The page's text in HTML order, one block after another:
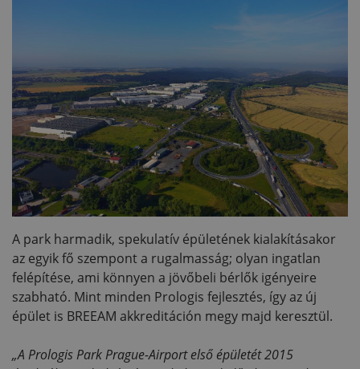
A park harmadik, spekulatív épületének kialakításakor
az egyik fő szempont a rugalmasság; olyan ingatlan
felépítése, ami könnyen a jövőbeli bérlők igényeire
szabható. Mint minden Prologis fejlesztés, így az új
épület is BREEAM akkreditáción megy majd keresztül.
„A Prologis Park Prague-Airport első épületét 2015